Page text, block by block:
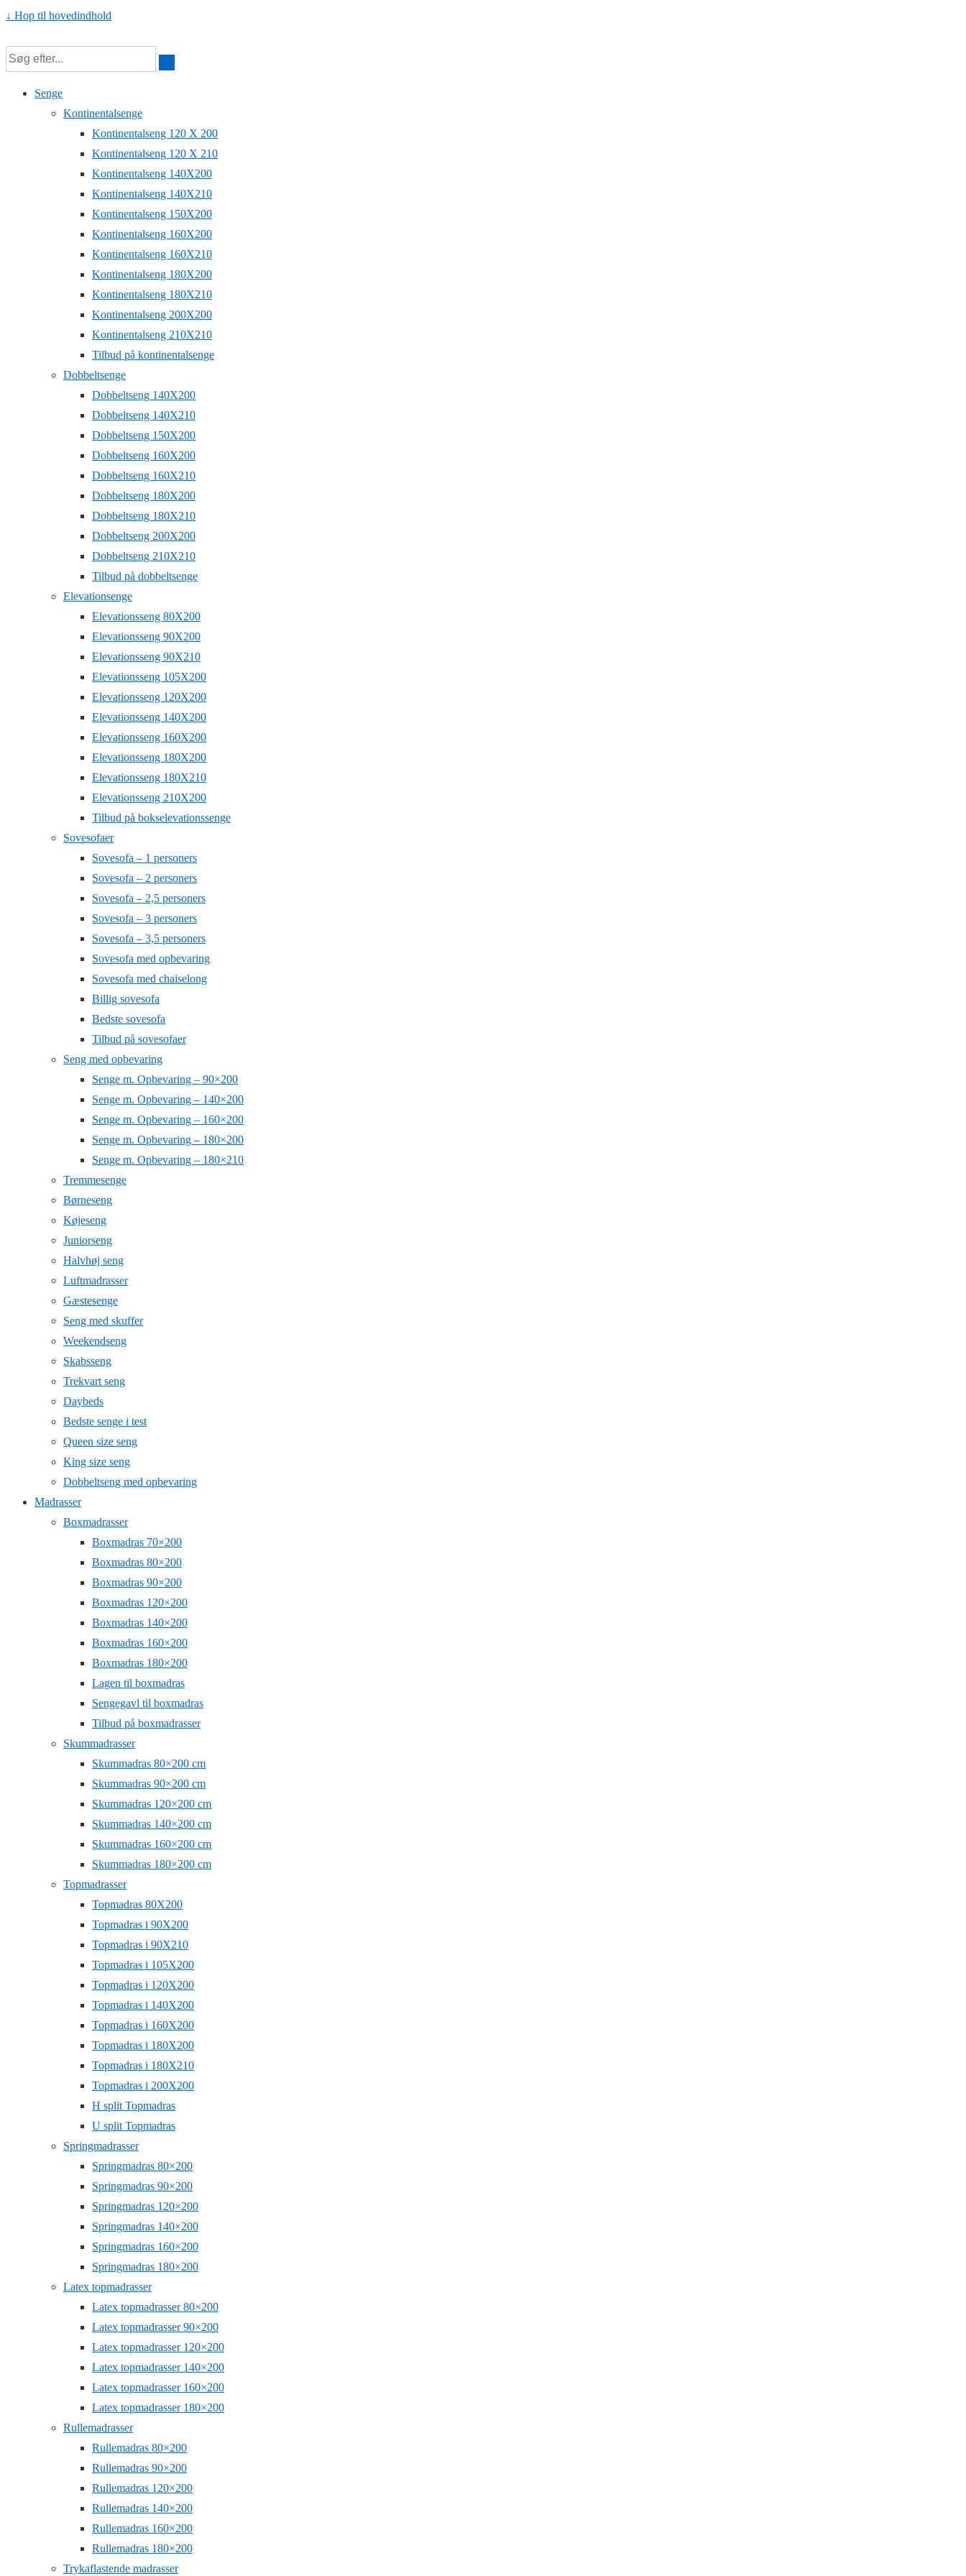
↓ Hop til hovedindhold
Senge
Kontinentalsenge
Kontinentalseng 120 X 200
Kontinentalseng 120 X 210
Kontinentalseng 140X200
Kontinentalseng 140X210
Kontinentalseng 150X200
Kontinentalseng 160X200
Kontinentalseng 160X210
Kontinentalseng 180X200
Kontinentalseng 180X210
Kontinentalseng 200X200
Kontinentalseng 210X210
Tilbud på kontinentalsenge
Dobbeltsenge
Dobbeltseng 140X200
Dobbeltseng 140X210
Dobbeltseng 150X200
Dobbeltseng 160X200
Dobbeltseng 160X210
Dobbeltseng 180X200
Dobbeltseng 180X210
Dobbeltseng 200X200
Dobbeltseng 210X210
Tilbud på dobbeltsenge
Elevationsenge
Elevationsseng 80X200
Elevationsseng 90X200
Elevationsseng 90X210
Elevationsseng 105X200
Elevationsseng 120X200
Elevationsseng 140X200
Elevationsseng 160X200
Elevationsseng 180X200
Elevationsseng 180X210
Elevationsseng 210X200
Tilbud på bokselevationssenge
Sovesofaer
Sovesofa – 1 personers
Sovesofa – 2 personers
Sovesofa – 2,5 personers
Sovesofa – 3 personers
Sovesofa – 3,5 personers
Sovesofa med opbevaring
Sovesofa med chaiselong
Billig sovesofa
Bedste sovesofa
Tilbud på sovesofaer
Seng med opbevaring
Senge m. Opbevaring – 90×200
Senge m. Opbevaring – 140×200
Senge m. Opbevaring – 160×200
Senge m. Opbevaring – 180×200
Senge m. Opbevaring – 180×210
Tremmesenge
Børneseng
Køjeseng
Juniorseng
Halvhøj seng
Luftmadrasser
Gæstesenge
Seng med skuffer
Weekendseng
Skabsseng
Trekvart seng
Daybeds
Bedste senge i test
Queen size seng
King size seng
Dobbeltseng med opbevaring
Madrasser
Boxmadrasser
Boxmadras 70×200
Boxmadras 80×200
Boxmadras 90×200
Boxmadras 120×200
Boxmadras 140×200
Boxmadras 160×200
Boxmadras 180×200
Lagen til boxmadras
Sengegavl til boxmadras
Tilbud på boxmadrasser
Skummadrasser
Skummadras 80×200 cm
Skummadras 90×200 cm
Skummadras 120×200 cm
Skummadras 140×200 cm
Skummadras 160×200 cm
Skummadras 180×200 cm
Topmadrasser
Topmadras 80X200
Topmadras i 90X200
Topmadras i 90X210
Topmadras i 105X200
Topmadras i 120X200
Topmadras i 140X200
Topmadras i 160X200
Topmadras i 180X200
Topmadras i 180X210
Topmadras i 200X200
H split Topmadras
U split Topmadras
Springmadrasser
Springmadras 80×200
Springmadras 90×200
Springmadras 120×200
Springmadras 140×200
Springmadras 160×200
Springmadras 180×200
Latex topmadrasser
Latex topmadrasser 80×200
Latex topmadrasser 90×200
Latex topmadrasser 120×200
Latex topmadrasser 140×200
Latex topmadrasser 160×200
Latex topmadrasser 180×200
Rullemadrasser
Rullemadras 80×200
Rullemadras 90×200
Rullemadras 120×200
Rullemadras 140×200
Rullemadras 160×200
Rullemadras 180×200
Trykaflastende madrasser